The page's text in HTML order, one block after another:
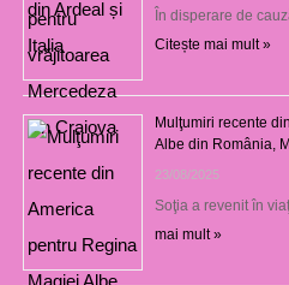
În disperare de
Citește mai mult »
Mulţumiri recente
Albe din România,
23/08/2025
Soţia a revenit în
mai mult »